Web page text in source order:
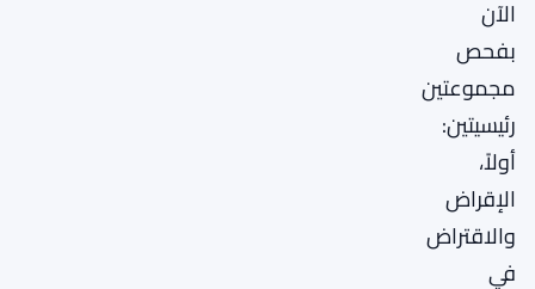
الآن
بفحص
مجموعتين
رئيسيتين:
أولاً،
الإقراض
والاقتراض
في